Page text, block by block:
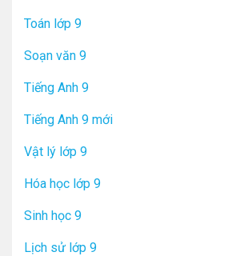
Toán lớp 9
Soạn văn 9
Tiếng Anh 9
Tiếng Anh 9 mới
Vật lý lớp 9
Hóa học lớp 9
Sinh học 9
Lịch sử lớp 9